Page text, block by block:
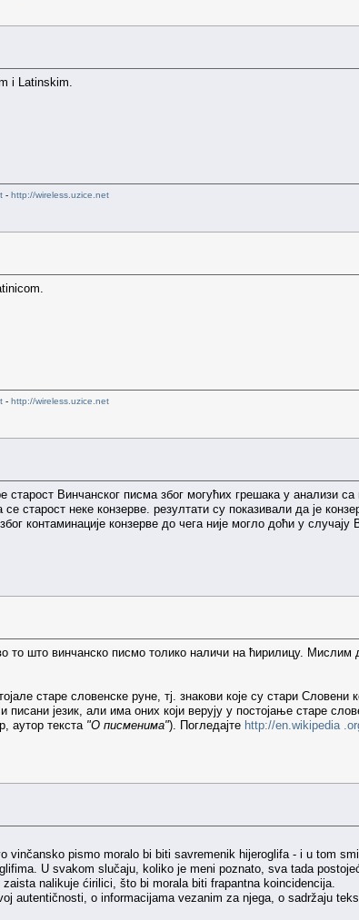
i Latinskim.
- http://wireless.uzice.net
- http://wireless.uzice.net
Винчанског писма због могућих грешака у анализи
старост неке конзерве. резултати су показивали да је
контаминације конзерве до чега није могло доћи у случају
то што винчанско писмо толико наличи на ћирилицу.
старе словенске руне, тј. знакови које су стари
језик, али има оних који верују у постојање старе
аутор текста "О писменима"). Погледајте http://en.wikipedia
vinčansko pismo moralo bi biti savremenik hijeroglifa - i u tom
U svakom slučaju, koliko je meni poznato, sva tada
nalikuje ćirilici, što bi morala biti frapantna koincidencija.
autentičnosti, o informacijama vezanim za njega, o sadržaju